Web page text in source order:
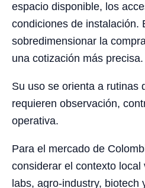
espacio disponible, los
condiciones de instalación.
sobredimensionar la
una cotización más precisa.
Su uso se orienta a rutinas
requieren observación,
operativa.
Para el mercado de
considerar el contexto local
labs, agro-industry, biotech